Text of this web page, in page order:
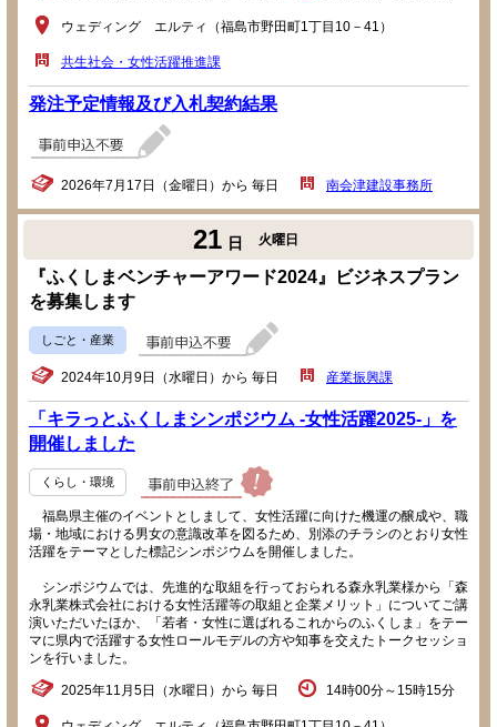
ウェディング エルティ（福島市野田町1丁目10－41）
共生社会・女性活躍推進課
発注予定情報及び入札契約結果
2026年7月17日（金曜日）から 毎日 南会津建設事務所
21 日 火曜日
『ふくしまベンチャーアワード2024』ビジネスプラン
を募集します
しごと・産業
2024年10月9日（水曜日）から 毎日 産業振興課
「キラっとふくしまシンポジウム -女性活躍2025-」を
開催しました
くらし・環境
福島県主催のイベントとしまして、女性活躍に向けた機運の醸成や、職
場・地域における男女の意識改革を図るため、別添のチラシのとおり女性
活躍をテーマとした標記シンポジウムを開催しました。
シンポジウムでは、先進的な取組を行っておられる森永乳業様から「森
永乳業株式会社における女性活躍等の取組と企業メリット」についてご講
演いただいたほか、「若者・女性に選ばれるこれからのふくしま」をテー
マに県内で活躍する女性ロールモデルの方や知事を交えたトークセッショ
ンを行いました。
2025年11月5日（水曜日）から 毎日 14時00分～15時15分